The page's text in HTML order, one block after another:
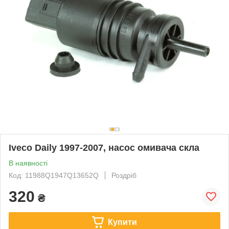
Iveco Daily 1997-2007, насос омивача скла
В наявності
Код: 11988Q1947Q13652Q
Роздріб
320 ₴
Купити